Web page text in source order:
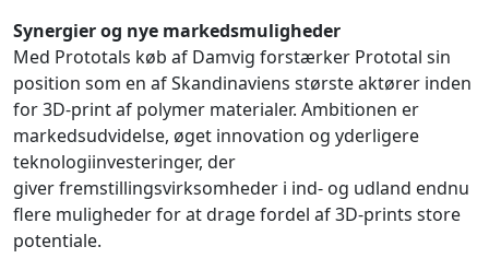
Synergier og nye markedsmuligheder
Med Prototals køb af Damvig forstærker Prototal sin
position som en af Skandinaviens største aktører inden
for 3D-print af polymer materialer. Ambitionen er
markedsudvidelse, øget innovation og yderligere
teknologiinvesteringer, der
giver fremstillingsvirksomheder i ind- og udland endnu
flere muligheder for at drage fordel af 3D-prints store
potentiale.